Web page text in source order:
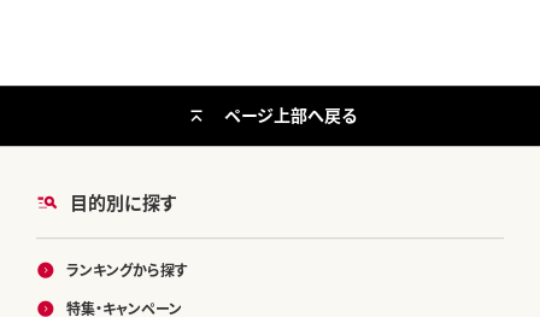
目的別に探す
ランキングから探す
特集・キャンペーン
ページ上部へ戻る